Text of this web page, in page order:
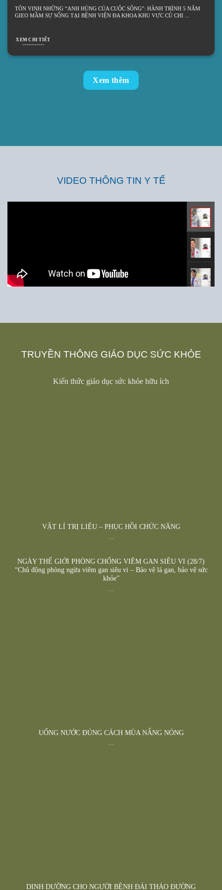
TÔN VINH NHỮNG “ANH HÙNG CỦA CUỘC SỐNG”: HÀNH TRÌNH 5 NĂM
GIEO MẦM SỰ SỐNG TẠI BỆNH VIỆN ĐA KHOA KHU VỰC CỦ CHI
XEM CHI TIẾT
Xem thêm
VIDEO THÔNG TIN Y TẾ
TRUYỀN THÔNG GIÁO DỤC SỨC KHỎE
Kiến thức giáo dục sức khỏe hữu ích
VẬT LÍ TRỊ LIỆU – PHỤC HỒI CHỨC NĂNG
...
NGÀY THẾ GIỚI PHÒNG CHỐNG VIÊM GAN SIÊU VI (28/7)
“Chủ động phòng ngừa viêm gan siêu vi – Bảo vệ lá gan, bảo vệ sức
khỏe”
UỐNG NƯỚC ĐÚNG CÁCH MÙA NẮNG NÓNG
...
DINH DƯỠNG CHO NGƯỜI BỆNH ĐÁI THÁO ĐƯỜNG